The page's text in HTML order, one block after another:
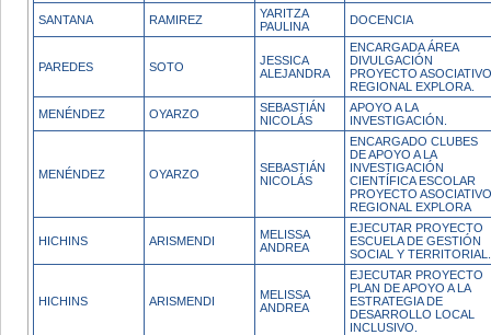
SANTANA RAMIREZ
YARITZA
PAULINA
DOCENCIA
PAREDES SOTO
JESSICA
ALEJANDRA
ENCARGADA ÁREA
DIVULGACIÓN
PROYECTO ASOCIATIVO
REGIONAL EXPLORA.
MENÉNDEZ OYARZO
SEBASTIÁN
NICOLÁS
APOYO A LA
INVESTIGACIÓN.
MENÉNDEZ OYARZO
SEBASTIÁN
NICOLÁS
ENCARGADO CLUBES
DE APOYO A LA
INVESTIGACIÓN
CIENTÍFICA ESCOLAR
PROYECTO ASOCIATIVO
REGIONAL EXPLORA
HICHINS ARISMENDI
MELISSA
ANDREA
EJECUTAR PROYECTO
ESCUELA DE GESTIÓN
SOCIAL Y TERRITORIAL.
HICHINS ARISMENDI
MELISSA
ANDREA
EJECUTAR PROYECTO
PLAN DE APOYO A LA
ESTRATEGIA DE
DESARROLLO LOCAL
INCLUSIVO.